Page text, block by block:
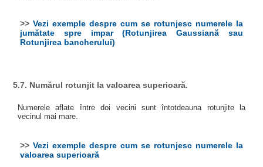
>> Vezi exemple despre cum se rotunjesc numerele la
jumătate spre impar (Rotunjirea Gaussiană sau
Rotunjirea bancherului)
5.7. Numărul rotunjit la valoarea superioară.
Numerele aflate între doi vecini sunt întotdeauna rotunjite la
vecinul mai mare.
>> Vezi exemple despre cum se rotunjesc numerele la
valoarea superioară